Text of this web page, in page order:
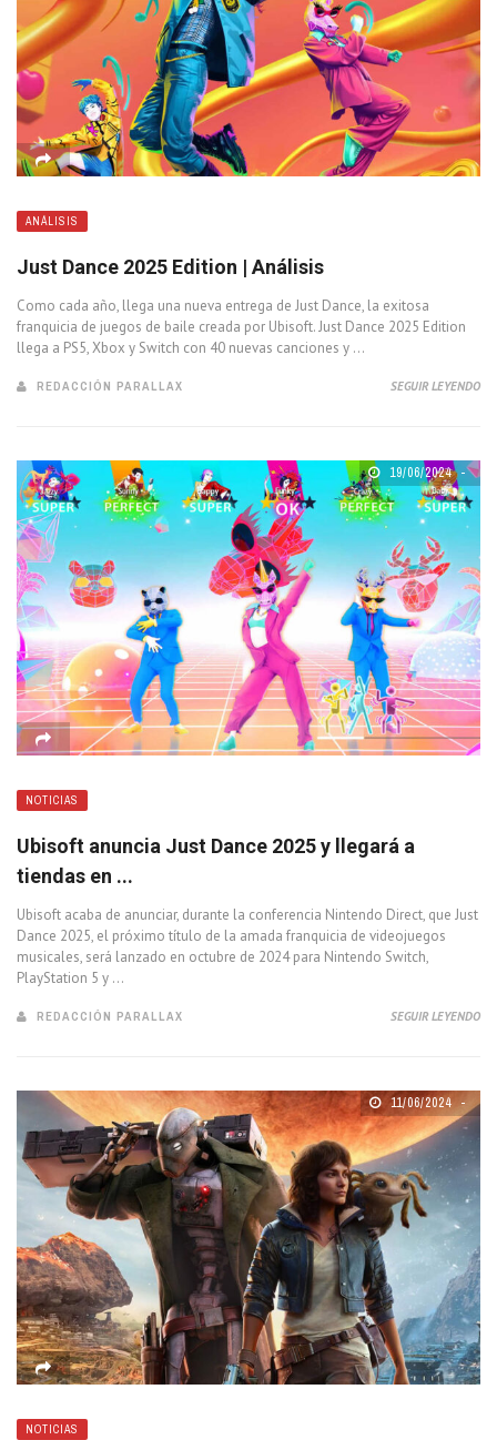
ANÁLISIS
Just Dance 2025 Edition | Análisis
Como cada año, llega una nueva entrega de Just Dance, la exitosa
franquicia de juegos de baile creada por Ubisoft. Just Dance 2025 Edition
llega a PS5, Xbox y Switch con 40 nuevas canciones y ...
REDACCIÓN PARALLAX SEGUIR LEYENDO
19/06/2024
NOTICIAS
Ubisoft anuncia Just Dance 2025 y llegará a
tiendas en ...
Ubisoft acaba de anunciar, durante la conferencia Nintendo Direct, que Just
Dance 2025, el próximo título de la amada franquicia de videojuegos
musicales, será lanzado en octubre de 2024 para Nintendo Switch,
PlayStation 5 y ...
REDACCIÓN PARALLAX SEGUIR LEYENDO
11/06/2024
NOTICIAS